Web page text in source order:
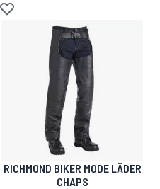
Lägg till i önskelista
RICHMOND BIKER MODE LÄDER
CHAPS